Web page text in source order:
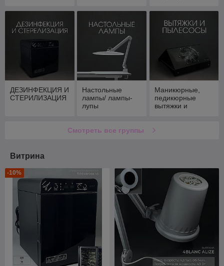
ДЕЗИНФЕКЦИЯ И
СТЕРИЛИЗАЦИЯ
Настольные
лампы/ лампы-
лупы
Маникюрные,
педикюрные
вытяжки и
Смотреть все группы
Витрина
-10%